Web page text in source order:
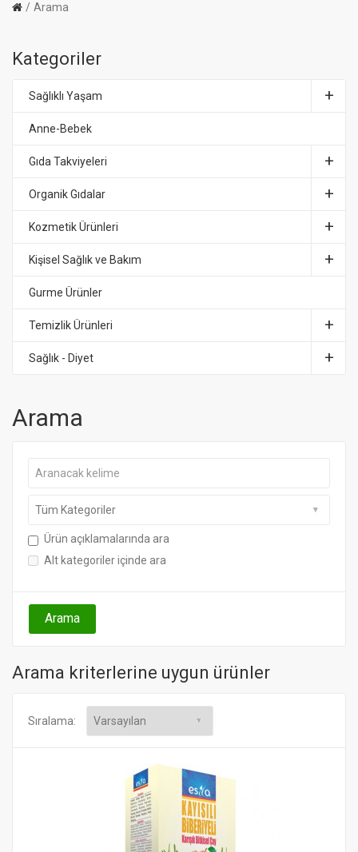
Arama
Kategoriler
Sağlıklı Yaşam
Anne-Bebek
Gıda Takviyeleri
Organik Gıdalar
Kozmetik Ürünleri
Kişisel Sağlık ve Bakım
Gurme Ürünler
Temizlik Ürünleri
Sağlık - Diyet
Arama
Ürün açıklamalarında ara
Alt kategoriler içinde ara
Arama kriterlerine uygun ürünler
Sıralama: